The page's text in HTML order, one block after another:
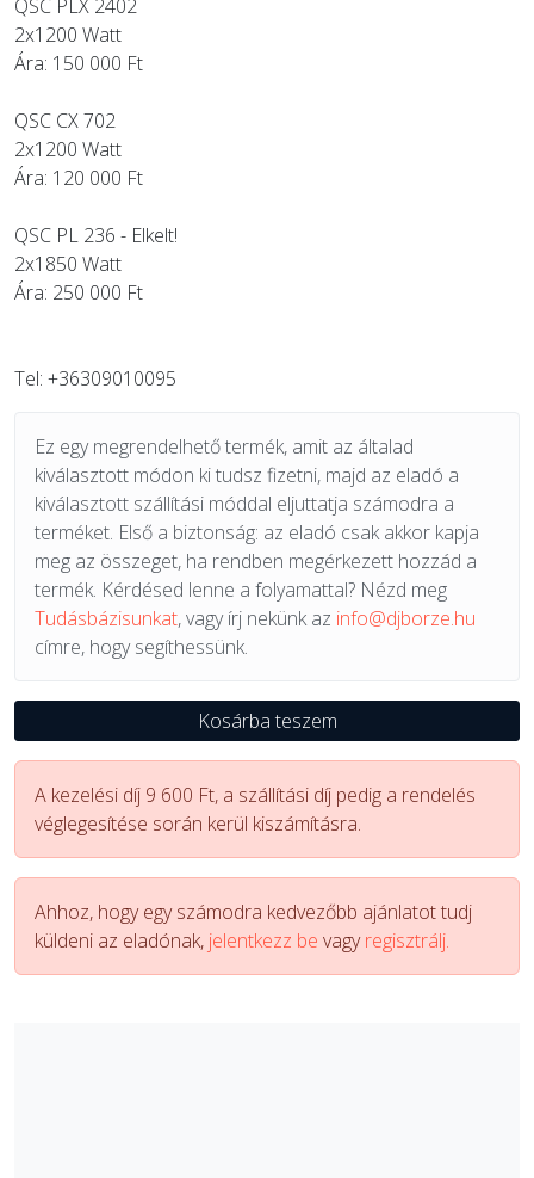
QSC PLX 2402
2x1200 Watt
Ára: 150 000 Ft
QSC CX 702
2x1200 Watt
Ára: 120 000 Ft
QSC PL 236 - Elkelt!
2x1850 Watt
Ára: 250 000 Ft
Tel: +36309010095
Ez egy megrendelhető termék, amit az általad
kiválasztott módon ki tudsz fizetni, majd az eladó a
kiválasztott szállítási móddal eljuttatja számodra a
terméket. Első a biztonság: az eladó csak akkor kapja
meg az összeget, ha rendben megérkezett hozzád a
termék. Kérdésed lenne a folyamattal? Nézd meg
Tudásbázisunkat, vagy írj nekünk az info@djborze.hu
címre, hogy segíthessünk.
Kosárba teszem
A kezelési díj 9 600 Ft, a szállítási díj pedig a rendelés
véglegesítése során kerül kiszámításra.
Ahhoz, hogy egy számodra kedvezőbb ajánlatot tudj
küldeni az eladónak, jelentkezz be vagyregisztrálj.